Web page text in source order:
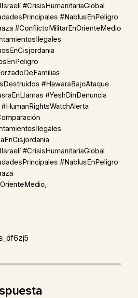
#CrisisHumanitariaGlobal
#NablusEnPeligro
#ConflictoMilitarEnOrienteMedio
#HawaraBajoAtaque
#YeshDinDenuncia
#CrisisHumanitariaGlobal
#NablusEnPeligro